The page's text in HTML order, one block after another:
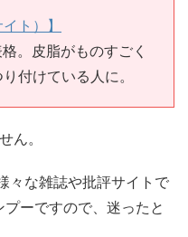
ト）】
。皮脂がものすごく
付けている人に。
ん。
々な雑誌や批評サイトで
ーですので、迷ったと